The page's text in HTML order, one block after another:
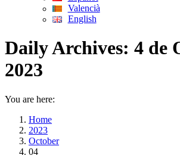
Valencià
English
Daily Archives: 4 de
2023
You are here:
Home
2023
October
04